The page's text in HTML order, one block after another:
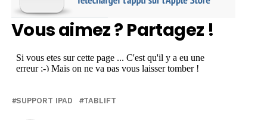
Vous aimez ? Partagez !
SUPPORT IPAD TABLIFT